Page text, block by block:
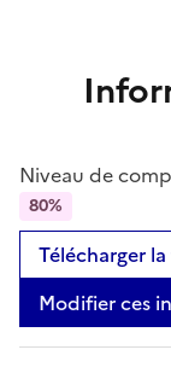
Niveau de
80%
Télécharger
Modifier ces